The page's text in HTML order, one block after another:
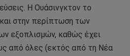
Η Ουάσινγκτον το
στην περίπτωση των
εξοπλισμών, καθώς έχει
από όλες (εκτός από τη Νέα